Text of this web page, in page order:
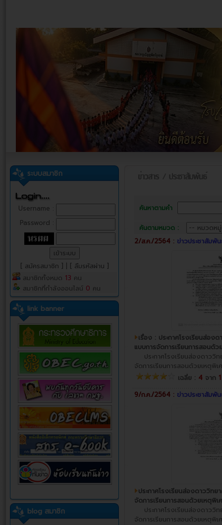
ระบบสมาชิก
Username :
Password :
[ สมัครสมาชิก ]
[ ลืมรหัสผ่าน ]
สมาชิกทั้งหมด 13 คน
สมาชิกที่กำลังออนไลน์ 0 คน
link banner
blog สมาชิก
ค้นหาตามคำ
ค้นตามหมวด :
2/ส.ค./2564 : ข่าวประชาสัมพั
เรื่อง : ประกาศโรงเรียนส่อง
แบบการจัดการเรียนการสอนด้
ประกาศโรงเรียนส่องดาววิท
จัดการเรียนการสอนด้วยเหตุพิ
เฉลี่ย : 4 จาก
9/ก.ค./2564 : ข่าวประชาสัมพั
ประกาศโรงเรียนส่องดาววิท
จัดการเรียนการสอนด้วยเหตุพิ
ประกาศโรงเรียนส่องดาววิท
จัดการเรียนการสอนด้วยเหตุพิ